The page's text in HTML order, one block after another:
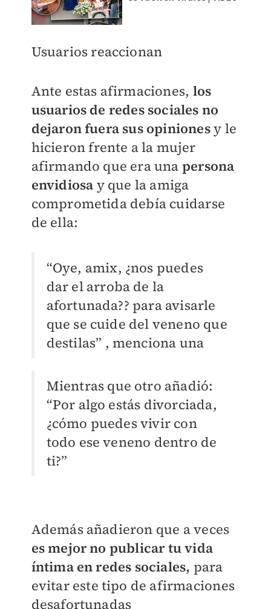
Usuarios reaccionan
Ante estas afirmaciones, los
usuarios de redes sociales no
dejaron fuera sus opinionesy le
hicieron frente a la mujer
afirmando que era una persona
envidiosa y que la amiga
comprometida debía cuidarse
de ella:
“Oye, amix, ¿nos puedes
dar el arroba de la
afortunada?? para avisarle
que se cuide del veneno que
destilas” , menciona una
Mientras que otro añadió:
“Por algo estás divorciada,
¿cómo puedes vivir con
todo ese veneno dentro de
ti?”
Además añadieron que a veces
es mejor no publicar tu vida
íntima en redes sociales, para
evitar este tipo de afirmaciones
desafortunadas